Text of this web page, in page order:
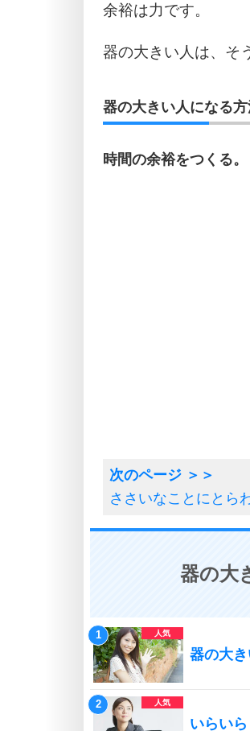
余裕は力です。
器の大きい人は、そ
器の大きい人になる方
時間の余裕をつくる。
ささいなことにとら
器の大
器の大き
いらい